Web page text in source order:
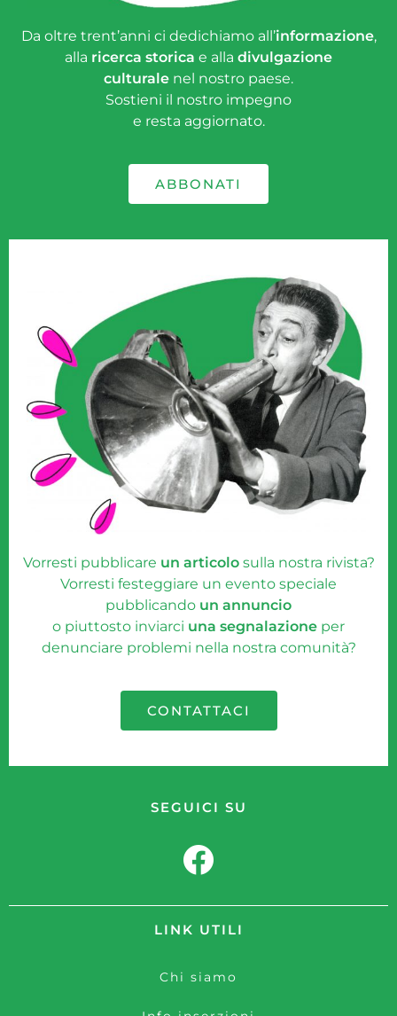
Da oltre trent’anni ci dedichiamo all’informazione,
alla ricerca storica e alla divulgazione
culturale nel nostro paese.
Sostieni il nostro impegno
e resta aggiornato.
ABBONATI
Vorresti pubblicare un articolosulla nostra rivista?
Vorresti festeggiare un evento speciale
pubblicando un annuncio
o piuttosto inviarci una segnalazione per
denunciare problemi nella nostra comunità?
CONTATTACI
LINK UTILI
Chi siamo
SEGUICI SU